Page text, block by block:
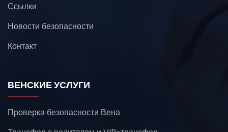
Ссылки
Новости безопасности
Контакт
ВЕНСКИЕ УСЛУГИ
Проверка безопасности Вена